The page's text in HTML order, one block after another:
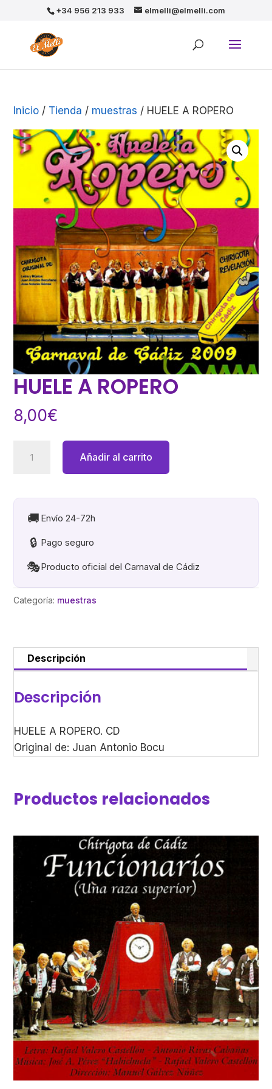
+34 956 213 933 elmelli@elmelli.com
Inicio / Tienda / muestras / HUELE A ROPERO
HUELE A ROPERO
8,00€
cantidad
Añadir al carrito
🚚 Envío 24-72h
🔒 Pago seguro
🎭Producto oficial del Carnaval de Cádiz
Categoría: muestras
Descripción
Descripción
HUELE A ROPERO. CD
Original de: Juan Antonio Bocu
Productos relacionados